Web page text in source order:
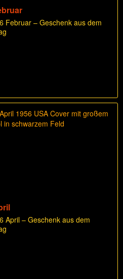
Februar – Geschenk aus dem
April – Geschenk aus dem